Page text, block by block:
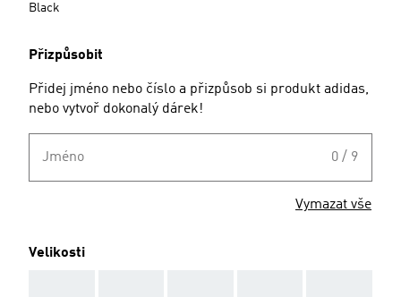
Black
Přizpůsobit
Přidej jméno nebo číslo a přizpůsob si produkt adidas,
nebo vytvoř dokonalý dárek!
Jméno 0 / 9
Vymazat vše
Velikosti